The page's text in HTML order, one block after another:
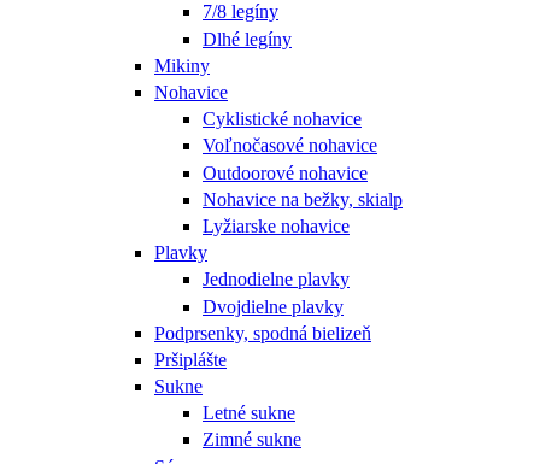
7/8 legíny
Dlhé legíny
Mikiny
Nohavice
Cyklistické nohavice
Voľnočasové nohavice
Outdoorové nohavice
Nohavice na bežky, skialp
Lyžiarske nohavice
Plavky
Jednodielne plavky
Dvojdielne plavky
Podprsenky, spodná bielizeň
Pršiplášte
Sukne
Letné sukne
Zimné sukne